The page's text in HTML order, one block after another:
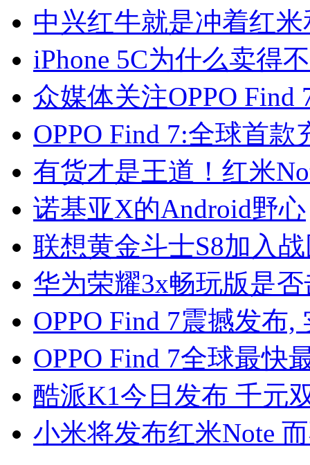
中兴红牛就是冲着红
iPhone 5C为什么卖得
众媒体关注OPPO
OPPO Find 7:全球首
有货才是王道！红米
诺基亚X的Android野心
联想黄金斗士S8加入
华为荣耀3x畅玩版是
OPPO Find 7震撼发布
OPPO Find 7全球最快
酷派K1今日发布 千元
小米将发布红米Note